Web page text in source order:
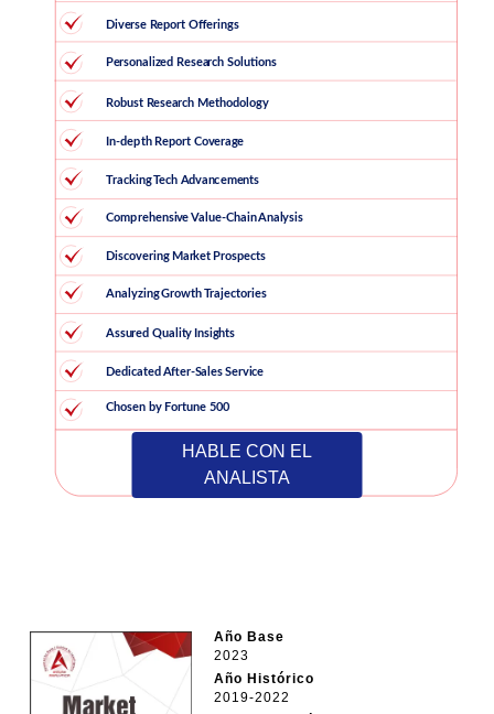
HABLE CON EL
ANALISTA
Año Base
2023
Año Histórico
2019-2022